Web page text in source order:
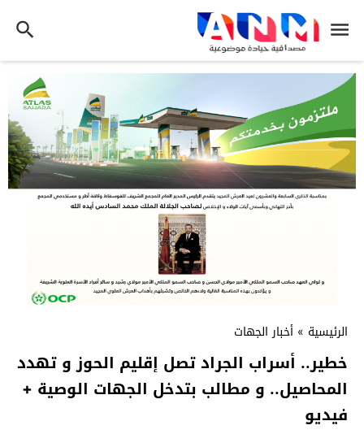
الرئيسية » أخبار الجهات
خطير.. أسراب الجراد تصل إقليم الحوز و تهدد
المحاصيل.. و مطالب بتدخل الجهات الوصية +
فيديو